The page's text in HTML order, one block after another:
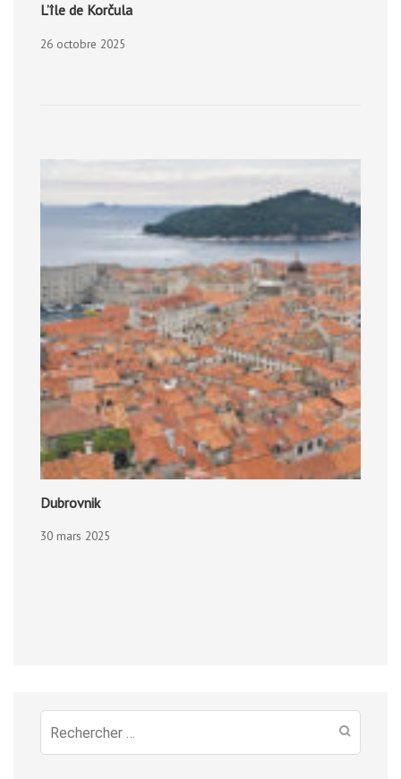
L’île de Korčula
26 octobre 2025
Dubrovnik
30 mars 2025
Recherche
pour